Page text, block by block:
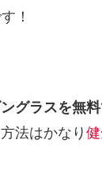
！
グラスを無料
法はかなり